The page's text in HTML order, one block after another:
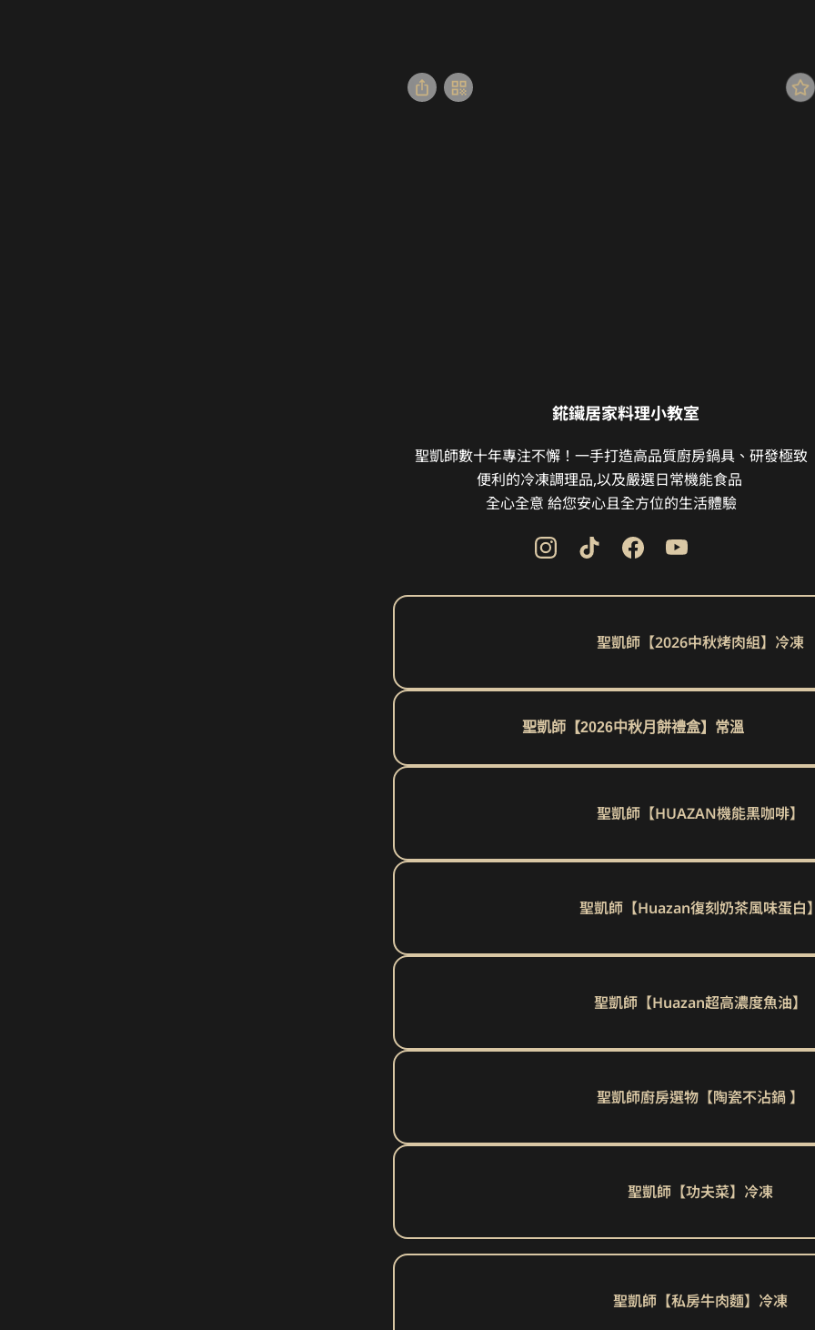
錵鑶居家料理小教室
聖凱師數十年專注不懈！一手打造高品質廚房鍋具、研發極致
便利的冷凍調理品,以及嚴選日常機能食品
全心全意 給您安心且全方位的生活體驗
聖凱師【2026中秋烤肉組】冷凍
聖凱師【2026中秋月餅禮盒】常溫
聖凱師【HUAZAN機能黑咖啡】
聖凱師【Huazan復刻奶茶風味蛋白
聖凱師【Huazan超高濃度魚油】
聖凱師廚房選物【陶瓷不沾鍋 】
聖凱師【功夫菜】冷凍
聖凱師【私房牛肉麵】冷凍